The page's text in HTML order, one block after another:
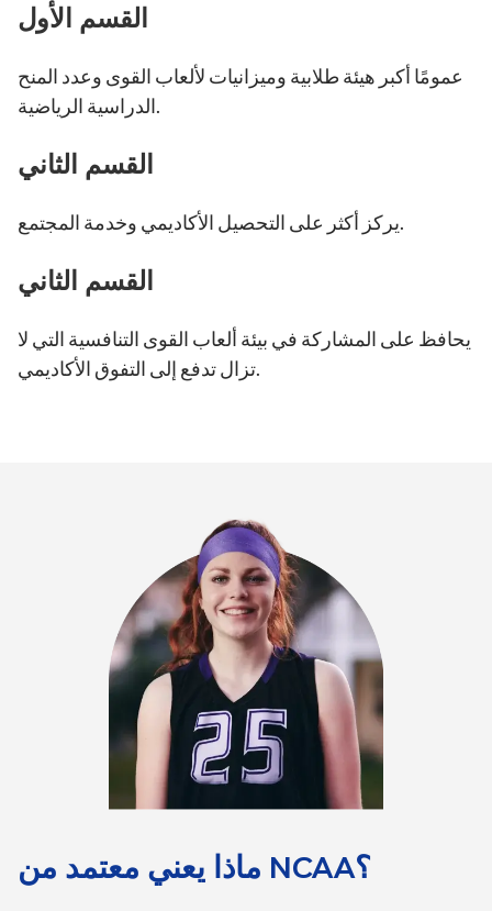
القسم الأول
عمومًا أكبر هيئة طلابية وميزانيات لألعاب القوى وعدد المنح
الدراسية الرياضية.
القسم الثاني
يركز أكثر على التحصيل الأكاديمي وخدمة المجتمع.
القسم الثاني
يحافظ على المشاركة في بيئة ألعاب القوى التنافسية التي لا
تزال تدفع إلى التفوق الأكاديمي.
ماذا يعني معتمد من NCAA؟